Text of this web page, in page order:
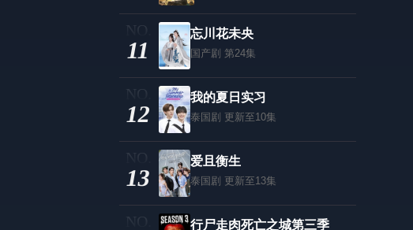
11
忘川花未央
国产剧 第24集
12
我的夏日实习
泰国剧 更新至10集
13
爱且衡生
泰国剧 更新至13集
行尸走肉死亡之城第三季